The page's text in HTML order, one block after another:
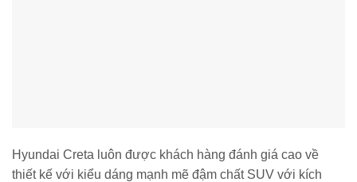
Hyundai Creta luôn được khách hàng đánh giá cao về
thiết kế với kiểu dáng mạnh mẽ đậm chất SUV với kích